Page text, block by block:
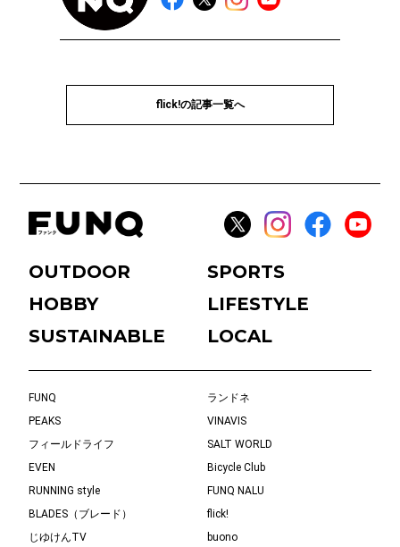
flick!の記事一覧へ
OUTDOOR
SPORTS
HOBBY
LIFESTYLE
SUSTAINABLE
LOCAL
FUNQ
ランドネ
PEAKS
VINAVIS
フィールドライフ
SALT WORLD
EVEN
Bicycle Club
RUNNING style
FUNQ NALU
BLADES（ブレード）
flick!
じゆけんTV
buono